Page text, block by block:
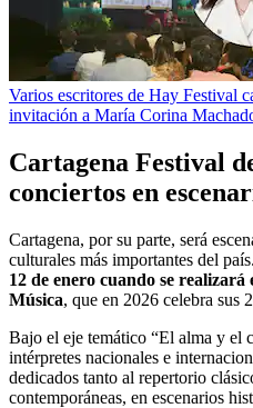
Varios escritores de Hay Festival
invitación a María Corina
Cartagena Festival
conciertos en
Cartagena, por su parte, será
culturales más importantes del
12 de enero cuando se
Música, que en 2026 celebra sus
Bajo el eje temático “El alma y el
intérpretes nacionales e
dedicados tanto al repertorio
contemporáneas, en escenarios